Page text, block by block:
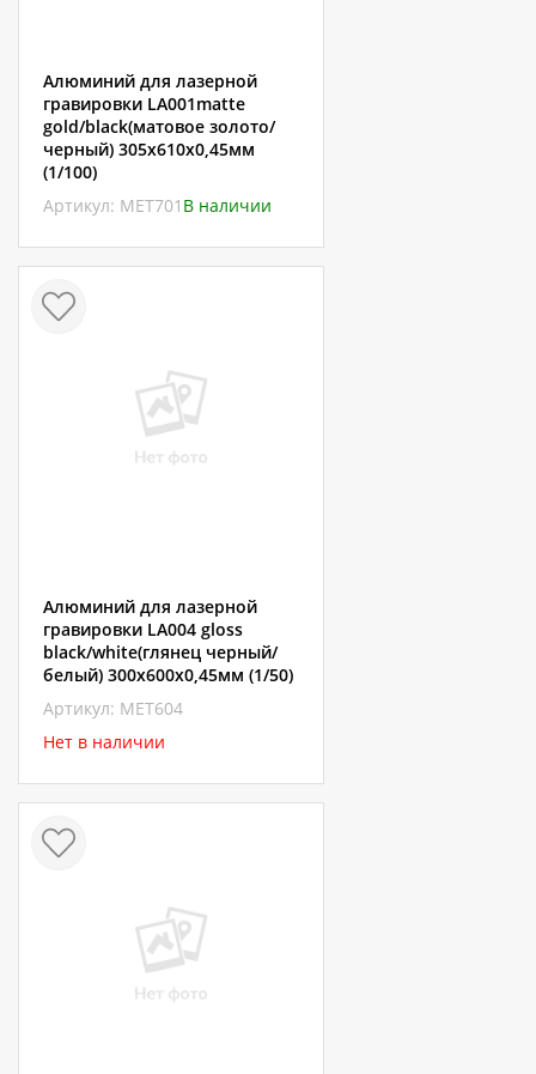
Алюминий для лазерной
гравировки LA001matte
gold/black(матовое золото/
черный) 305х610х0,45мм
(1/100)
Артикул: МЕТ701 В наличии
Алюминий для лазерной
гравировки LA004 gloss
black/white(глянец черный/
белый) 300х600х0,45мм (1/50)
Артикул: МЕТ604
Нет в наличии